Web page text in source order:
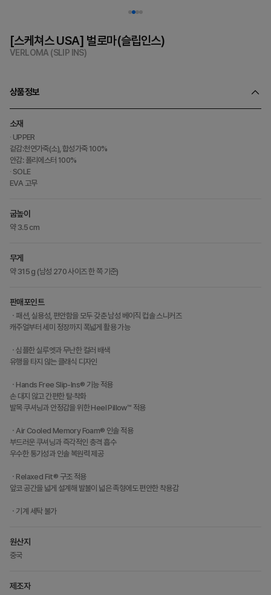
[스케쳐스 USA] 벌로마(슬립인스)
VERLOMA (SLIP INS)
상품정보
소재
∙ UPPER
겉감:천연가죽(소), 합성가죽 100%
안감: 폴리에스터 100%
∙ SOLE
EVA 고무
굽높이
약 3.5 cm
무게
약 315 g (남성 270 사이즈 한 쪽 기준)
판매포인트
ㆍ패션, 실용성, 편안함을 모두 갖춘 남성 베이직 컵솔 스니커즈
캐주얼부터 세미 정장까지 폭넓게 활용 가능
ㆍ심플한 실루엣과 무난한 컬러 배색
유행을 타지 않는 클래식 디자인
ㆍHands Free Slip-Ins® 기능 적용
손 대지 않고 간편한 탈·착화
발목 쿠셔닝과 안정감을 위한 Heel Pillow™ 적용
ㆍAir Cooled Memory Foam® 인솔 적용
부드러운 쿠셔닝과 즉각적인 충격 흡수
우수한 통기성과 인솔 복원력 제공
ㆍRelaxed Fit® 구조 적용
앞코 공간을 넓게 설계해 발볼이 넓은 족형에도 편안한 착용감
ㆍ기계 세탁 불가
원산지
중국
제조자